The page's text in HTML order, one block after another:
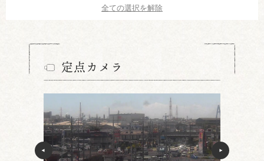
全ての選択を解除
定点カメラ